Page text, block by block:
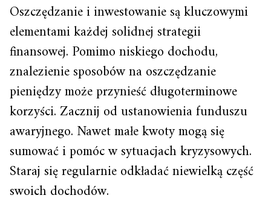
Oszczędzanie i inwestowanie są kluczowymi
elementami każdej solidnej strategii
finansowej. Pomimo niskiego dochodu,
znalezienie sposobów na oszczędzanie
pieniędzy może przynieść długoterminowe
korzyści. Zacznij od ustanowienia funduszu
awaryjnego. Nawet małe kwoty mogą się
sumować i pomóc w sytuacjach kryzysowych.
Staraj się regularnie odkładać niewielką część
swoich dochodów.